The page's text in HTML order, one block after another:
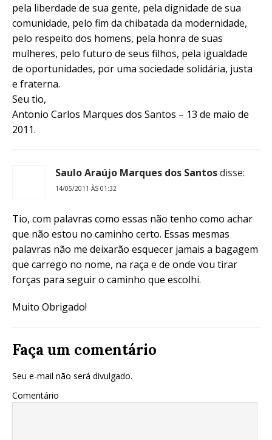
pela liberdade de sua gente, pela dignidade de sua
comunidade, pelo fim da chibatada da modernidade,
pelo respeito dos homens, pela honra de suas
mulheres, pelo futuro de seus filhos, pela igualdade
de oportunidades, por uma sociedade solidária, justa
e fraterna.
Seu tio,
Antonio Carlos Marques dos Santos – 13 de maio de
2011.
Saulo Araújo Marques dos Santosdisse:
14/05/2011 ÀS 01:32
Tio, com palavras como essas não tenho como achar
que não estou no caminho certo. Essas mesmas
palavras não me deixarão esquecer jamais a bagagem
que carrego no nome, na raça e de onde vou tirar
forças para seguir o caminho que escolhi.
Muito Obrigado!
Faça um comentário
Seu e-mail não será divulgado.
Comentário